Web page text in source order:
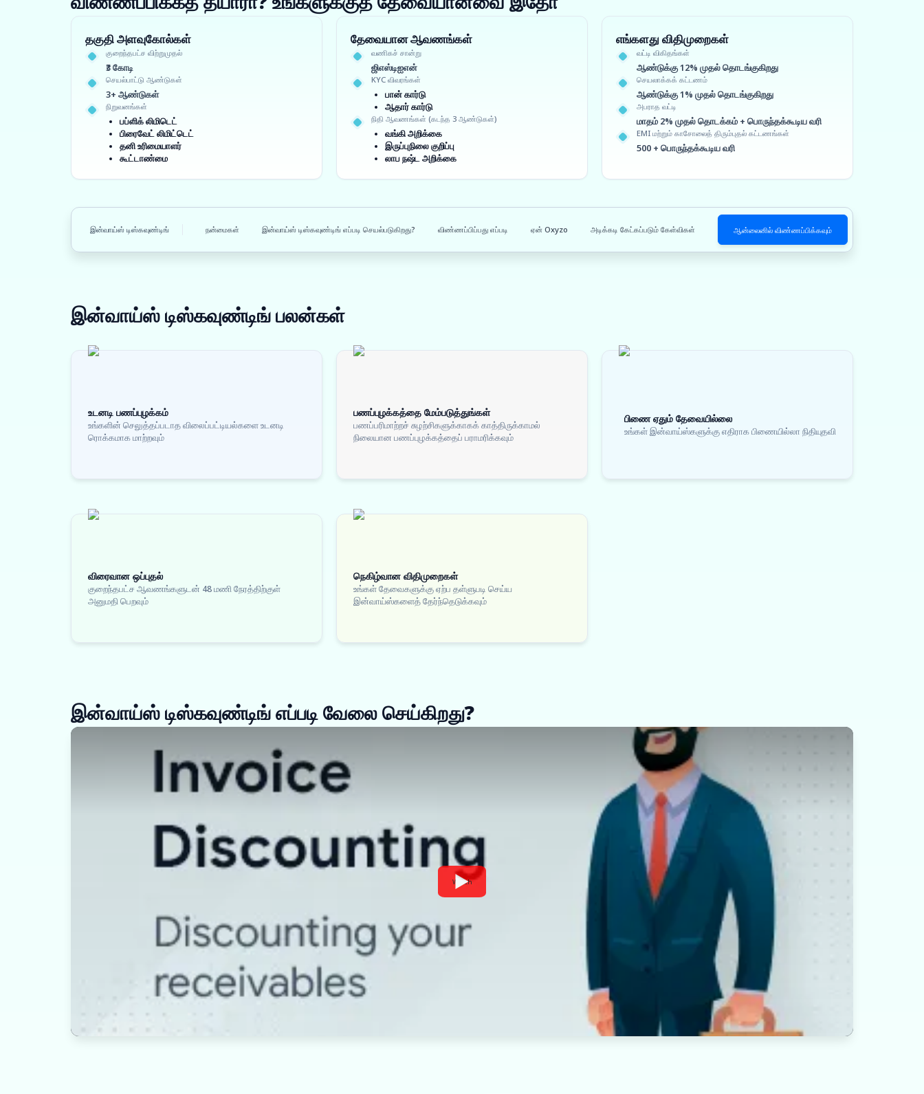
தகுதி அளவுகோல்கள்
குறைந்தபட்ச விற்றுமுதல்
₹3 கோடி
செயல்பாட்டு ஆண்டுகள்
3+ ஆண்டுகள்
நிறுவனங்கள்
பப்ளிக் லிமிடெட்
பிரைவேட் லிமிட்டெட்
தனி உரிமையாளர்
கூட்டாண்மை
தேவையான ஆவணங்கள்
வணிகச் சான்று
ஜிஎஸ்டிஐஎன்
KYC விவரங்கள்
பான் கார்டு
ஆதார் கார்டு
நிதி ஆவணங்கள் (கடந்த 3 ஆண்டுகள்)
வங்கி அறிக்கை
இருப்புநிலை குறிப்பு
லாப நஷ்ட அறிக்கை
எங்களது விதிமுறைகள்
வட்டி விகிதங்கள்
ஆண்டுக்கு 12% முதல் தொடங்குகிறது
செயலாக்கக் கட்டணம்
ஆண்டுக்கு 1% முதல் தொடங்குகிறது
அபராத வட்டி
மாதம் 2% முதல் தொடக்கம் + பொருந்தக்கூடிய வரி
EMI மற்றும் காசோலைத் திரும்புதல் கட்டணங்கள்
500 + பொருந்தக்கூடிய வரி
இன்வாய்ஸ் டிஸ்கவுண்டிங் நன்மைகள் இன்வாய்ஸ் டிஸ்கவுண்டிங் எப்படி செயல்படுகிறது? விண்ணப்பிப்பது எப்படி ஏன் Oxyzo அடிக்கடி கேட்கப்படும் கேள்விகள் ஆன்லைனில் விண்ணப்பிக்கவும்
இன்வாய்ஸ் டிஸ்கவுண்டிங்பலன்கள்
உடனடி பணப்புழக்கம்
உங்களின் செலுத்தப்படாத விலைப்பட்டியல்களை உடனடி
ரொக்கமாக மாற்றவும்
பணப்புழக்கத்தை மேம்படுத்துங்கள்
பணப்பரிமாற்றச் சுழற்சிகளுக்காகக் காத்திருக்காமல்
நிலையான பணப்புழக்கத்தைப் பராமரிக்கவும்
பிணை ஏதும் தேவையில்லை
உங்கள் இன்வாய்ஸ்களுக்கு எதிராக பிணையில்லா நிதியுதவி
விரைவான ஒப்புதல்
குறைந்தபட்ச ஆவணங்களுடன் 48 மணி நேரத்திற்குள்
அனுமதி பெறவும்
நெகிழ்வான விதிமுறைகள்
உங்கள் தேவைகளுக்கு ஏற்ப தள்ளுபடி செய்ய
இன்வாய்ஸ்களைத் தேர்ந்தெடுக்கவும்
இன்வாய்ஸ் டிஸ்கவுண்டிங் எப்படி வேலை செய்கிறது?
Watch